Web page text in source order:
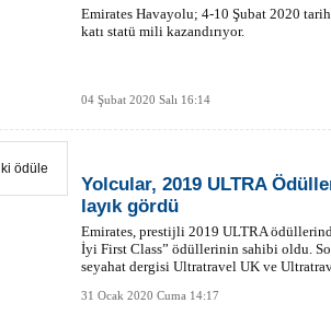
Emirates Havayolu; 4-10 Şubat 2020
katı statü mili kazandırıyor.
04 Şubat 2020 Salı 16:14
Yolcular, 2019 ULTRA
layık gördü
Emirates, prestijli 2019 ULTRA
İyi First Class” ödüllerinin sahibi oldu.
seyahat dergisi Ultratravel UK ve
31 Ocak 2020 Cuma 14:17